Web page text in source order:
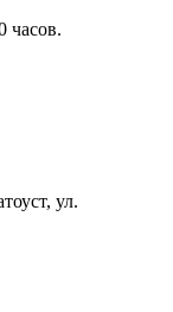
часов.
ул.